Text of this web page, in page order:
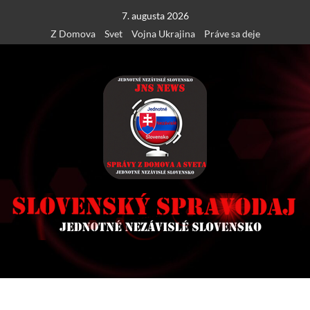
content
7. augusta 2026
Z Domova
Svet Vojna Ukrajina Práve sa deje